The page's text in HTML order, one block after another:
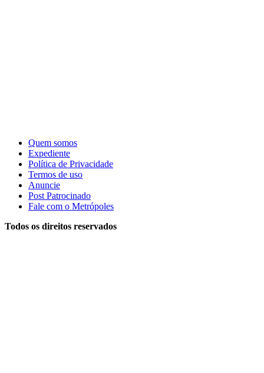
Quem somos
Expediente
Política de Privacidade
Termos de uso
Anuncie
Post Patrocinado
Fale com o Metrópoles
Todos os direitos reservados